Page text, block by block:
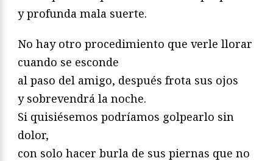
y profunda mala suerte.
No hay otro procedimiento que verle llorar
cuando se esconde
al paso del amigo, después frota sus ojos
y sobrevendrá la noche.
Si quisiésemos podríamos golpearlo sin
dolor,
con solo hacer burla de sus piernas que no